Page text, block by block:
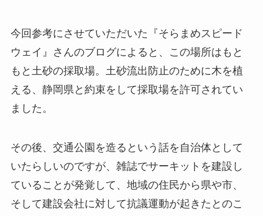
今回参考にさせていただいた『そらまめスピード
ウェイ』さんのブログによると、この場所はもと
もと土砂の採取場。土砂流出防止のために木を植
える、静岡県と約束をして採取場を許可されてい
ました。
その後、交通公園を造るという話を自治体として
いたらしいのですが、雑誌でサーキットを建設し
ていることが発覚して、地域の住民から県や市、
そして建設会社に対して抗議運動が起きたとのこ